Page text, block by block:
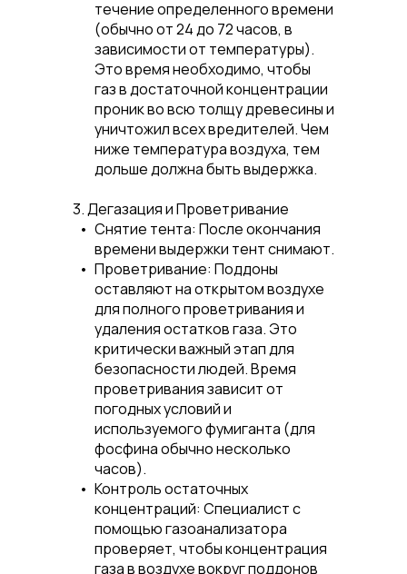
течение определенного времени
(обычно от 24 до 72 часов, в
зависимости от температуры).
Это время необходимо, чтобы
газ в достаточной концентрации
проник во всю толщу древесины и
уничтожил всех вредителей. Чем
ниже температура воздуха, тем
дольше должна быть выдержка.
3. Дегазация и Проветривание
Снятие тента: После окончания
времени выдержки тент снимают.
Проветривание: Поддоны
оставляют на открытом воздухе
для полного проветривания и
удаления остатков газа. Это
критически важный этап для
безопасности людей. Время
проветривания зависит от
погодных условий и
используемого фумиганта (для
фосфина обычно несколько
часов).
Контроль остаточных
концентраций: Специалист с
помощью газоанализатора
проверяет, чтобы концентрация
газа в воздухе вокруг поддонов